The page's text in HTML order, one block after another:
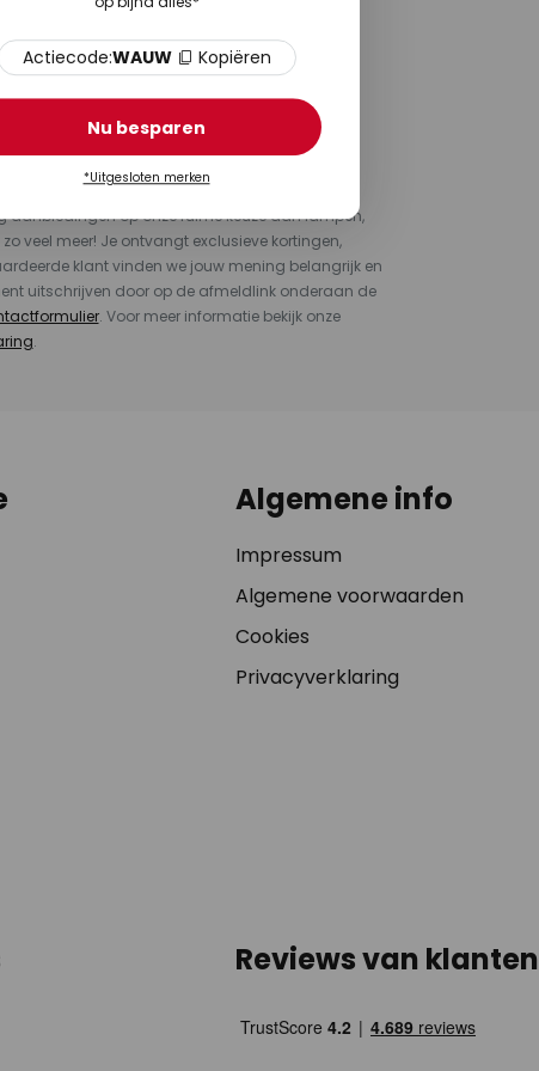
Bedrijf
Inschrijven
de korting zijn artikelen vandeze merken.
aanbiedingen op onze ruime keuze aan lampen,
veel meer! Je ontvangt exclusieve kortingen,
klant vinden we jouw mening belangrijk en
uitschrijven door op de afmeldlink onderaan de
. Voor meer informatie bekijk onze
.
Algemene info
Impressum
Algemene voorwaarden
Cookies
Privacyverklaring
Reviews van klanten
Actiecode:WAUW Kopiëren
Nu besparen
*Uitgesloten merken